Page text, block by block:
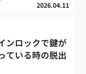
2026.04.11
ンロックで鍵が
ている時の脱出